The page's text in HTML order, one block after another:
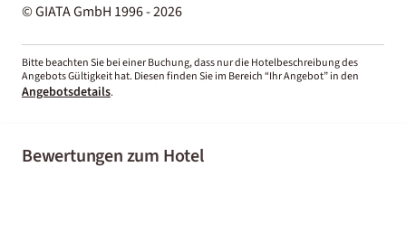
© GIATA GmbH 1996 - 2026
Bitte beachten Sie bei einer Buchung, dass nur die Hotelbeschreibung des
Angebots Gültigkeit hat. Diesen finden Sie im Bereich “Ihr Angebot” in den
Angebotsdetails.
Bewertungen zum Hotel